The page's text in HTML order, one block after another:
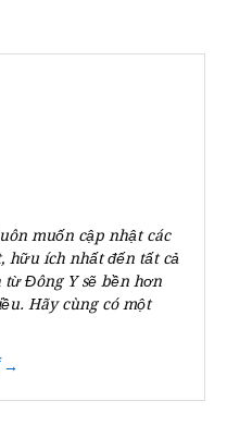
muốn cập nhật các
hữu ích nhất đến tất cả
Đông Y sẽ bền hơn
Hãy cùng có một
→